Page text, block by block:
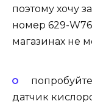
поэтому хочу
номер 629-
магазинах не
датчик